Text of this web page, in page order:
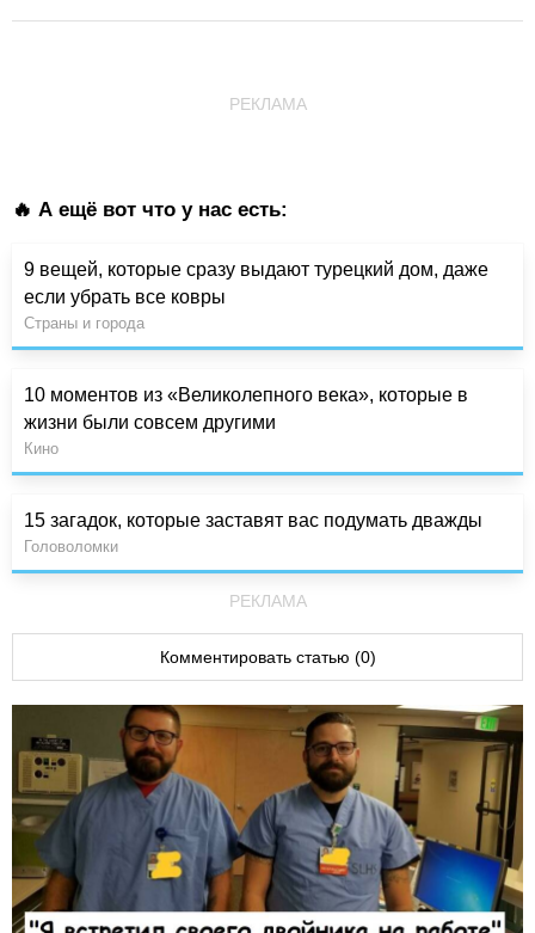
РЕКЛАМА
🔥 А ещё вот что у нас есть:
9 вещей, которые сразу выдают турецкий дом, даже
если убрать все ковры
Страны и города
10 моментов из «Великолепного века», которые в
жизни были совсем другими
Кино
15 загадок, которые заставят вас подумать дважды
Головоломки
РЕКЛАМА
Комментировать статью (0)